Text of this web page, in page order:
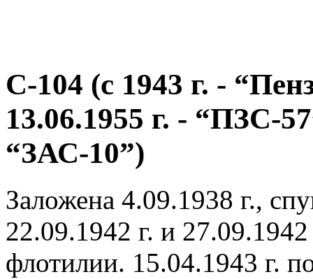
С-104 (c 1943 г. -
13.06.1955 г. - “ПЗС-
“ЗАС-10”)
Заложена 4.09.1938 г.,
22.09.1942 г. и
флотилии. 15.04.1943 г.